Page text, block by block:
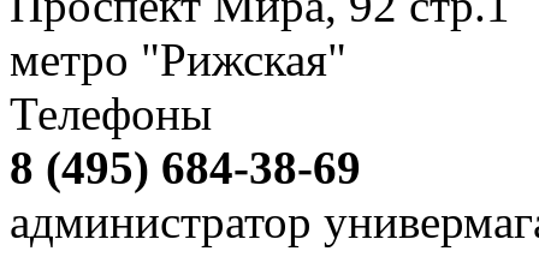
метро "Рижская"
Телефоны
8 (495) 684-38-69
администратор